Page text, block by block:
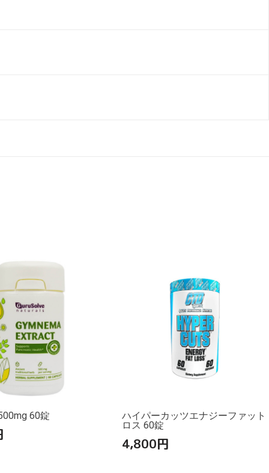
60錠
ハイパーカッツエナジーファット
ロス 60錠
4,800円